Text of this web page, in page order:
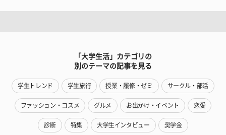
「大学生活」カテゴリの
別のテーマの記事を見る
学生トレンド 学生旅行 授業・履修・ゼミ サークル・部活
ファッション・コスメ グルメ お出かけ・イベント 恋愛
診断 特集 大学生インタビュー 奨学金